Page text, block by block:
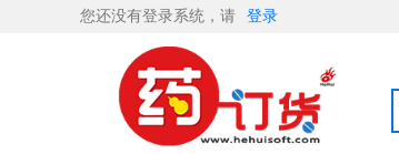
您还没有登录系统，请 登录